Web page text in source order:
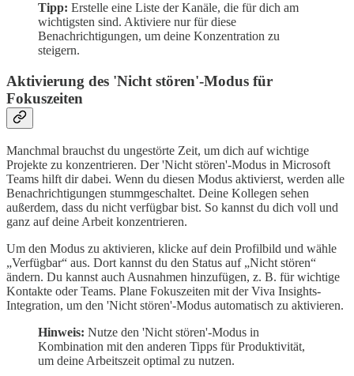
Tipp: Erstelle eine Liste der Kanäle, die für dich am
wichtigsten sind. Aktiviere nur für diese
Benachrichtigungen, um deine Konzentration zu
steigern.
Aktivierung des 'Nicht stören'-Modus für
Fokuszeiten
Manchmal brauchst du ungestörte Zeit, um dich auf wichtige
Projekte zu konzentrieren. Der 'Nicht stören'-Modus in Microsoft
Teams hilft dir dabei. Wenn du diesen Modus aktivierst, werden alle
Benachrichtigungen stummgeschaltet. Deine Kollegen sehen
außerdem, dass du nicht verfügbar bist. So kannst du dich voll und
ganz auf deine Arbeit konzentrieren.
Um den Modus zu aktivieren, klicke auf dein Profilbild und wähle
„Verfügbar“ aus. Dort kannst du den Status auf „Nicht stören“
ändern. Du kannst auch Ausnahmen hinzufügen, z. B. für wichtige
Kontakte oder Teams. Plane Fokuszeiten mit der Viva Insights-
Integration, um den 'Nicht stören'-Modus automatisch zu aktivieren.
Hinweis: Nutze den 'Nicht stören'-Modus in
Kombination mit den anderen Tipps für Produktivität,
um deine Arbeitszeit optimal zu nutzen.